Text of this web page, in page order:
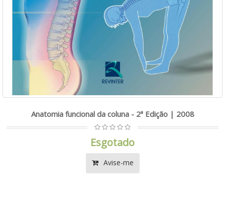
Anatomia funcional da coluna - 2ª Edição | 2008
Esgotado
Avise-me